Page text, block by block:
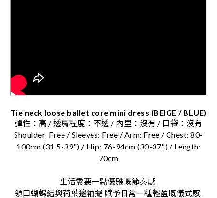
Tie neck loose ballet core mini dress (BEIGE / BLUE)
彈性：高 / 透膚程度：不透 / 內里：沒有 / 口袋：沒有
Shoulder: Free / Sleeves: Free / Arm: Free / Chest: 80-
100cm (31.5-39") / Hip: 76-94cm (30-37") / Length:
70cm
生活需要一點優雅嘅節奏感
領口蝴蝶結與荷葉邊袖擺 賦予日常一種輕盈嘅儀式感